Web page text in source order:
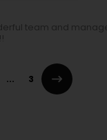
team and
... 3